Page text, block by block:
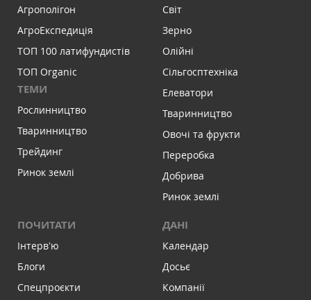
Агрополігон
АгроЕкспедиція
ТОП 100 латифундистів
ТОП Organic
ТЕМИ
Рослинництво
Тваринництво
Трейдинг
Ринок землі
Світ
Зерно
Олійні
Сільгосптехніка
Елеватори
Тваринництво
Овочі та фрукти
Переробка
Добрива
Ринок землі
ПОЧИТАТИ
Інтервʼю
Блоги
Спецпроєкти
ДАНІ
Календар
Досьє
Компанії